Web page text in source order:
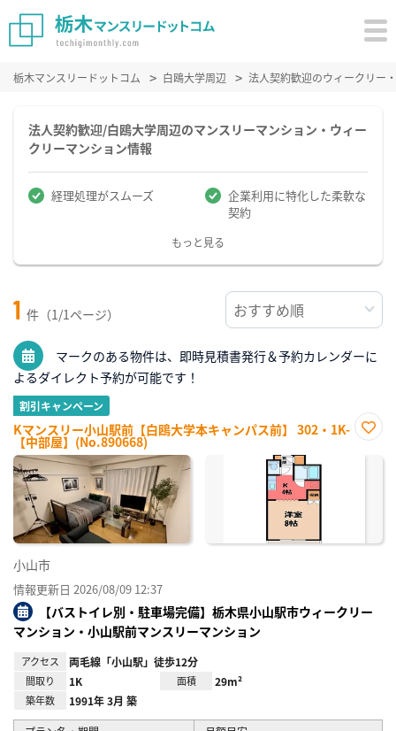
栃木マンスリードットコム 白鴎大学周辺 法人契約歓迎のウィークリー
法人契約歓迎/白鴎大学周辺のマンスリーマンション・ウィー
クリーマンション情報
経理処理がスムーズ
企業利用に特化した柔軟な
契約
もっと見る
1 件（1/1ページ）
マークのある物件は、即時見積書発行＆予約カレンダーに
よるダイレクト予約が可能です！
割引キャンペーン
Kマンスリー小山駅前【白鴎大学本キャンパス前】 302・1K-
【中部屋】(No.890668)
に入
小山市
情報更新日 2026/08/09 12:37
【バストイレ別・駐車場完備】栃木県小山駅市ウィークリー
マンション・小山駅前マンスリーマンション
アクセス 両毛線「小山駅」徒歩12分
間取り 1K 面積 29m²
築年数 1991年 3月 築